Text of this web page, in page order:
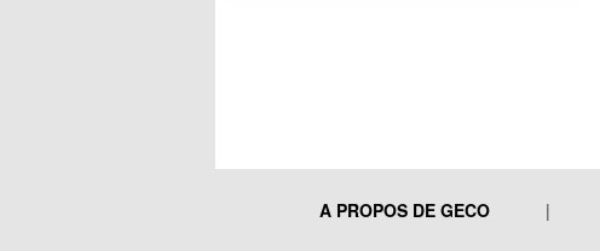
A PROPOS DE GECO